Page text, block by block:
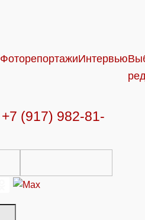
ФоторепортажиИнтервью
+7 (917) 982-81-